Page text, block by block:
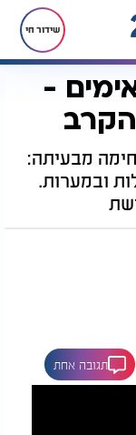
שידור חי
-
מבעיתה:
ובמערות.
תגובה אחת